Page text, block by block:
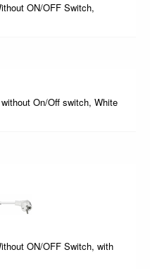
ON/OFF Switch,
On/Off switch, White
ON/OFF Switch, with